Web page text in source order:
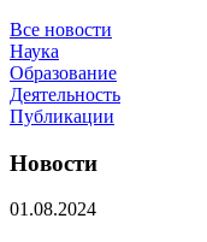
Все новости
Наука
Образование
Деятельность
Публикации
Новости
01.08.2024